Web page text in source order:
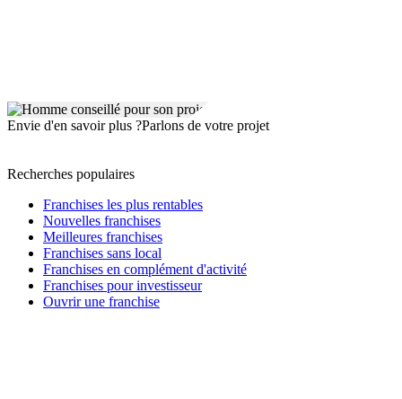
Envie d'en savoir plus ?Parlons de votre projet
Recherches populaires
Franchises les plus rentables
Nouvelles franchises
Meilleures franchises
Franchises sans local
Franchises en complément d'activité
Franchises pour investisseur
Ouvrir une franchise